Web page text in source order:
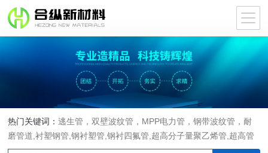
热门关键词：逃生管，双壁波纹管，MPP电力管，钢带波纹管，耐
磨管道,衬塑钢管,钢衬塑管,钢衬四氟管,超高分子量聚乙烯管,超高管